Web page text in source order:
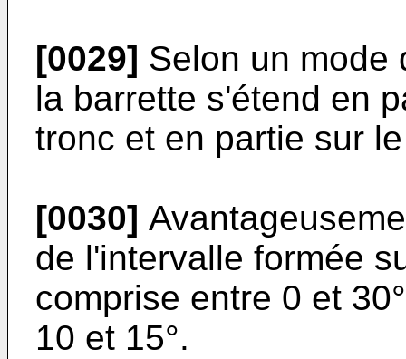
[0029] Selon un mode
la barrette s'étend en
tronc et en partie sur
[0030]
de l'intervalle formée
comprise entre 0 et
10 et 15°.